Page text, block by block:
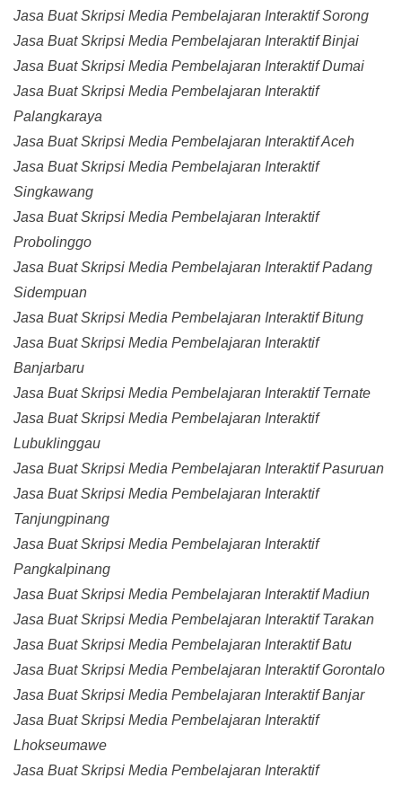
Jasa Buat Skripsi Media Pembelajaran Interaktif Sorong
Jasa Buat Skripsi Media Pembelajaran Interaktif Binjai
Jasa Buat Skripsi Media Pembelajaran Interaktif Dumai
Jasa Buat Skripsi Media Pembelajaran Interaktif
Palangkaraya
Jasa Buat Skripsi Media Pembelajaran Interaktif Aceh
Jasa Buat Skripsi Media Pembelajaran Interaktif
Singkawang
Jasa Buat Skripsi Media Pembelajaran Interaktif
Probolinggo
Jasa Buat Skripsi Media Pembelajaran Interaktif Padang
Sidempuan
Jasa Buat Skripsi Media Pembelajaran Interaktif Bitung
Jasa Buat Skripsi Media Pembelajaran Interaktif
Banjarbaru
Jasa Buat Skripsi Media Pembelajaran Interaktif Ternate
Jasa Buat Skripsi Media Pembelajaran Interaktif
Lubuklinggau
Jasa Buat Skripsi Media Pembelajaran Interaktif Pasuruan
Jasa Buat Skripsi Media Pembelajaran Interaktif
Tanjungpinang
Jasa Buat Skripsi Media Pembelajaran Interaktif
Pangkalpinang
Jasa Buat Skripsi Media Pembelajaran Interaktif Madiun
Jasa Buat Skripsi Media Pembelajaran Interaktif Tarakan
Jasa Buat Skripsi Media Pembelajaran Interaktif Batu
Jasa Buat Skripsi Media Pembelajaran Interaktif Gorontalo
Jasa Buat Skripsi Media Pembelajaran Interaktif Banjar
Jasa Buat Skripsi Media Pembelajaran Interaktif
Lhokseumawe
Jasa Buat Skripsi Media Pembelajaran Interaktif